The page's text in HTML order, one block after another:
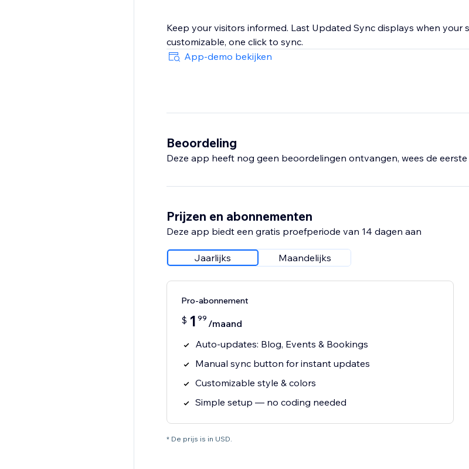
Keep your visitors informed. Last Updated Sync displays when
customizable, one click to sync.
App-demo bekijken
Beoordeling
Deze app heeft nog geen beoordelingen ontvangen, wees de
Prijzen en abonnementen
Deze app biedt een gratis proefperiode van 14 dagen aan
Jaarlijks Maandelijks
Pro-abonnement
$ 1 99 /maand
Auto-updates: Blog, Events & Bookings
Manual sync button for instant updates
Customizable style & colors
Simple setup — no coding needed
* De prijs is in USD.